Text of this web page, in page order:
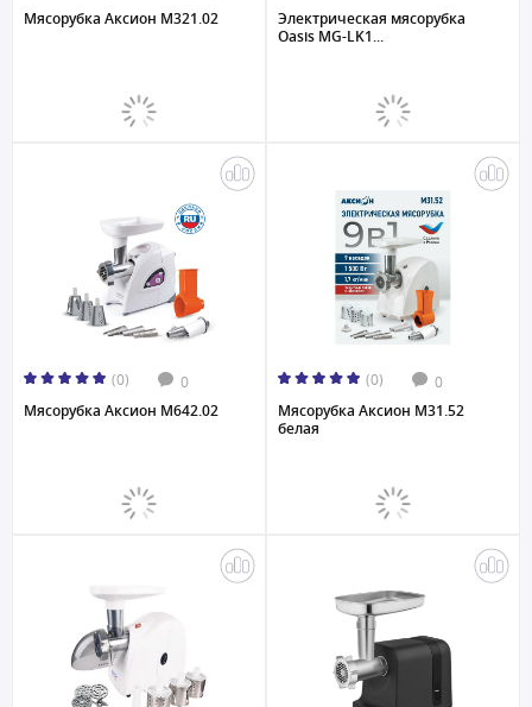
Мясорубка Аксион М321.02
Электрическая мясорубка
Oasis MG-LK1...
(0) 0
Мясорубка Аксион М642.02
(0) 0
Мясорубка Аксион М31.52
белая